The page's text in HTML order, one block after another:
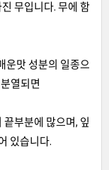
무입니다. 무에 함
운맛 성분의 일종으
열되면
부분에 많으며, 잎
있습니다.